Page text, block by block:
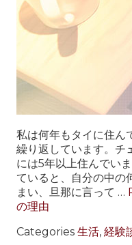
私は何年もタイに住ん
繰り返しています。チ
には5年以上住んでい
ていると、自分の中の
まい、旦那に言って …
の理由
Categories 生活, 経験